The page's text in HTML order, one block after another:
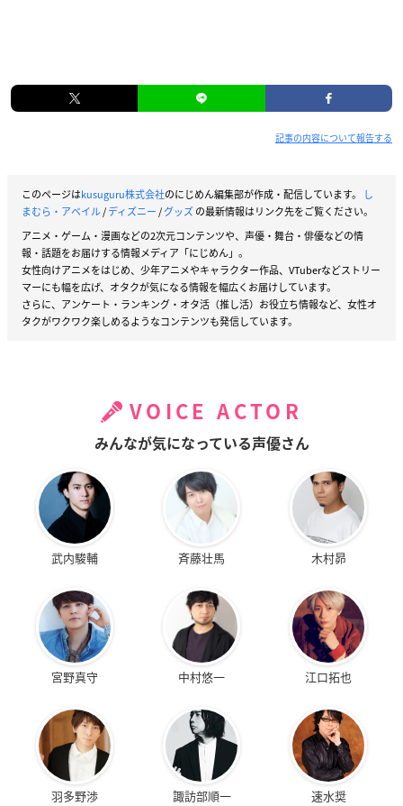
記事の内容について報告する
このページはkusuguru株式会社のにじめん編集部が作成・配信しています。
し
まむら・アベイル/ディズニー/グッズの最新情報はリンク先をご覧ください。
アニメ・ゲーム・漫画などの2次元コンテンツや、声優・舞台・俳優などの情
報・話題をお届けする情報メディア「にじめん」。
女性向けアニメをはじめ、少年アニメやキャラクター作品、VTuberなどストリー
マーにも幅を広げ、オタクが気になる情報を幅広くお届けしています。
さらに、アンケート・ランキング・オタ活（推し活）お役立ち情報など、女性オ
タクがワクワク楽しめるようなコンテンツも発信しています。
VOICE ACTOR
みんなが気になっている声優さん
武内駿輔 斉藤壮馬 木村昴
宮野真守 中村悠一 江口拓也
羽多野渉 諏訪部順一 速水奨